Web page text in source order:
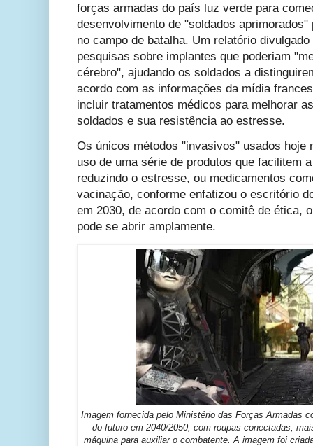
forças armadas do país luz verde para
desenvolvimento de "soldados
no campo de batalha. Um relatório
pesquisas sobre implantes que poderiam
cérebro", ajudando os soldados a
acordo com as informações da mídia
incluir tratamentos médicos para melhorar
soldados e sua resistência ao estresse.
Os únicos métodos "invasivos" usados ​​hoje
uso de uma série de produtos que facilitem
reduzindo o estresse, ou medicamentos
vacinação, conforme enfatizou o escritório
em 2030, de acordo com o comitê de ética,
pode se abrir amplamente.
Imagem fornecida pelo Ministério das Forças Armadas
do futuro em 2040/2050, com roupas conectadas,
máquina para auxiliar o combatente. A imagem foi